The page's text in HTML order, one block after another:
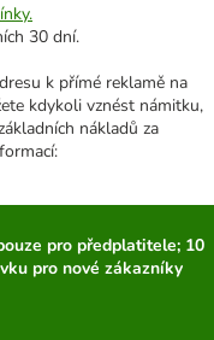
30 dní.
k přímé reklamě na
kdykoli vznést námitku,
nákladů za
pro předplatitele; 10
pro nové zákazníky